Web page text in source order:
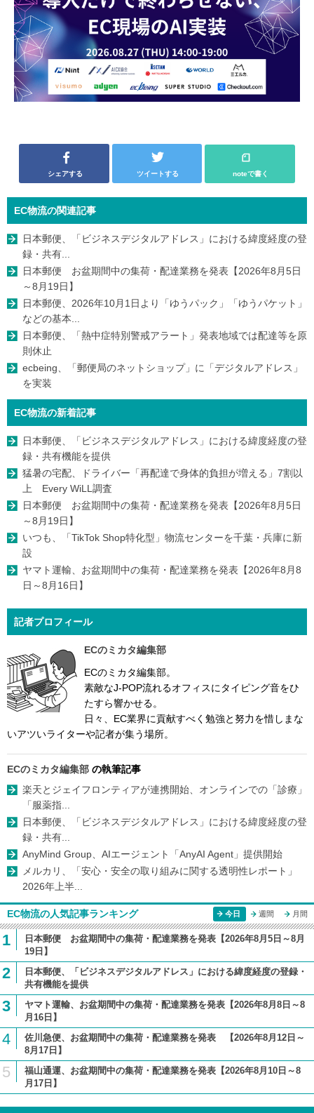
シェアする ツイートする noteで書く
EC物流の関連記事
日本郵便、「ビジネスデジタルアドレス」における緯度経度の登
録・共有...
日本郵便 お盆期間中の集荷・配達業務を発表【2026年8月5日
～8月19日】
日本郵便、2026年10月1日より「ゆうパック」「ゆうパケット」
などの基本...
日本郵便、「熱中症特別警戒アラート」発表地域では配達等を原
則休止
ecbeing、「郵便局のネットショップ」に「デジタルアドレス」
を実装
EC物流の新着記事
日本郵便、「ビジネスデジタルアドレス」における緯度経度の登
録・共有機能を提供
猛暑の宅配、ドライバー「再配達で身体的負担が増える」7割以
上 Every WiLL調査
日本郵便 お盆期間中の集荷・配達業務を発表【2026年8月5日
～8月19日】
いつも、「TikTok Shop特化型」物流センターを千葉・兵庫に新
設
ヤマト運輸、お盆期間中の集荷・配達業務を発表【2026年8月8
日～8月16日】
記者プロフィール
ECのミカタ編集部
ECのミカタ編集部。
素敵なJ-POP流れるオフィスにタイピング音をひ
たすら響かせる。
日々、EC業界に貢献すべく勉強と努力を惜しまな
いアツいライターや記者が集う場所。
ECのミカタ編集部 の執筆記事
楽天とジェイフロンティアが連携開始、オンラインでの「診療」
「服薬指...
日本郵便、「ビジネスデジタルアドレス」における緯度経度の登
録・共有...
AnyMind Group、AIエージェント「AnyAI Agent」提供開始
メルカリ、「安心・安全の取り組みに関する透明性レポート」
2026年上半...
EC物流の人気記事ランキング 今日 週間 月間
1
日本郵便 お盆期間中の集荷・配達業務を発表【2026年8月5日～8月
19日】
2
日本郵便、「ビジネスデジタルアドレス」における緯度経度の登録・
共有機能を提供
3
ヤマト運輸、お盆期間中の集荷・配達業務を発表【2026年8月8日～8
月16日】
4
佐川急便、お盆期間中の集荷・配達業務を発表 【2026年8月12日～
8月17日】
5
福山通運、お盆期間中の集荷・配達業務を発表【2026年8月10日～8
月17日】